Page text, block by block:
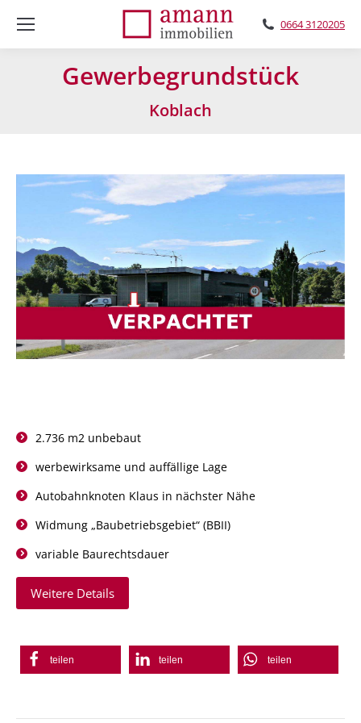
0664 3120205
Gewerbegrundstück
Koblach
2.736 m2 unbebaut
werbewirksame und auffällige Lage
Autobahnknoten Klaus in nächster Nähe
Widmung „Baubetriebsgebiet“ (BBII)
variable Baurechtsdauer
Weitere Details
teilen teilen teilen